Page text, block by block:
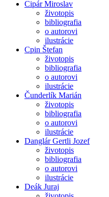
Cipár Miroslav
životopis
bibliografia
o autorovi
ilustrácie
Cpin Štefan
životopis
bibliografia
o autorovi
ilustrácie
Čunderlík Marián
životopis
bibliografia
o autorovi
ilustrácie
Danglár Gertli Jozef
životopis
bibliografia
o autorovi
ilustrácie
Deák Juraj